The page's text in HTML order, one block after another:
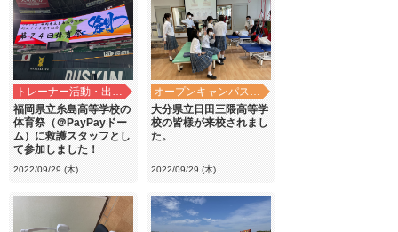
トレーナー活動・出前講義
福岡県立糸島高等学校の
体育祭（＠PayPayドー
ム）に救護スタッフとし
て参加しました！
2022/09/29 (木)
オープンキャンパス・学校見学
大分県立日田三隈高等学
校の皆様が来校されまし
た。
2022/09/29 (木)